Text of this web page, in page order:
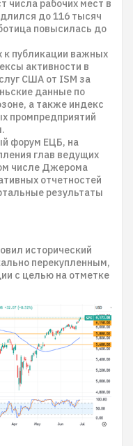
числа рабочих мест в
до 116 тысяч
повысилась до
к публикации важных
активности в
США от ISM за
данные по
а также индекс
промпредприятий
форум ЕЦБ, на
глав ведущих
числе Джерома
отчетностей
результаты
исторический
перекупленным,
с целью на отметке